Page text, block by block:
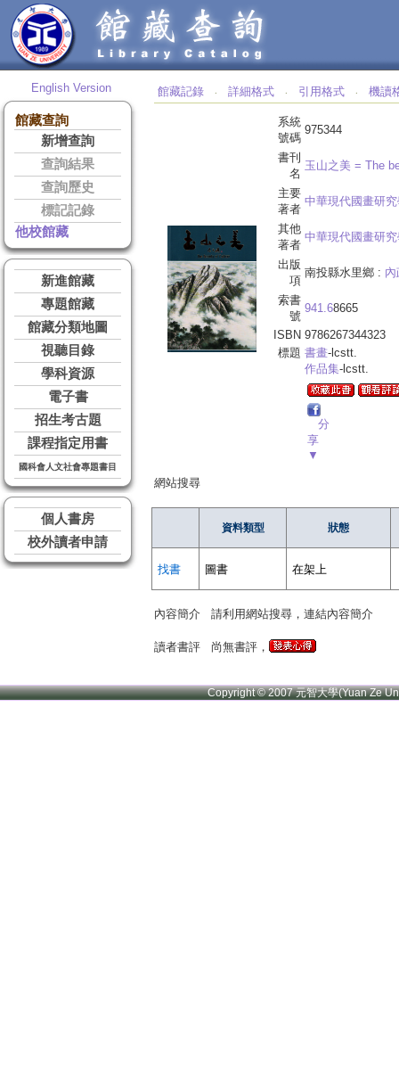
English Version
館藏查詢
新增查詢
查詢結果
查詢歷史
標記記錄
他校館藏
新進館藏
專題館藏
館藏分類地圖
視聽目錄
學科資源
電子書
招生考古題
課程指定用書
國科會人文社會專題書目
個人書房
校外讀者申請
館藏記錄 ‧ 詳細格式 ‧ 引用格式 ‧ 機讀
系統
號碼
975344
書刊
名
玉山之美 = The
主要
著者
中華現代國畫研
其他
著者
中華現代國畫研
出版
項
南投縣水里鄉 :
索書
號
941.68665
ISBN 9786267344323
標題 書畫-lcstt.
作品集-lcstt.
分
享
▼
網站搜尋
資料類型 狀態
找書 圖書 在架上
內容簡介 請利用網站搜尋，連結內容簡介
讀者書評 尚無書評，
Copyright © 2007 元智大學(Yuan Ze